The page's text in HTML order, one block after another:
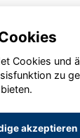
GmbH
Cookies und
zu
akzeptieren